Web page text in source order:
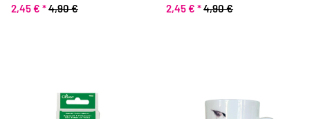
10 cm, Marabu
2,45 € *4,90 €
2,45 € *4,90 €